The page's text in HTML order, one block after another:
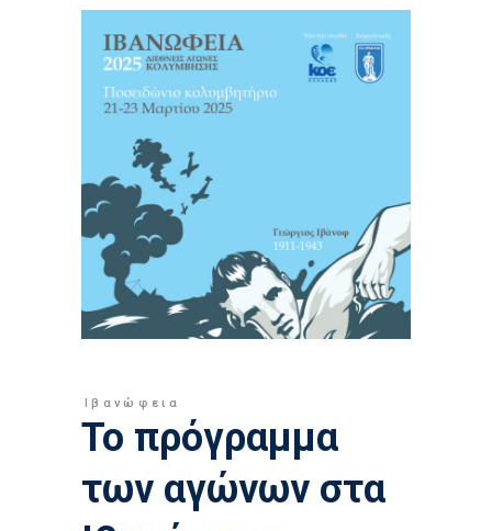
Ιβανώφεια
Το πρόγραμμα
των αγώνων στα